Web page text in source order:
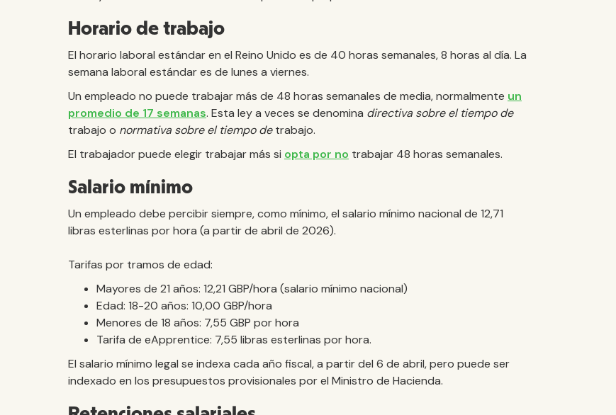
Horario de trabajo
El horario laboral estándar en el Reino Unido es de 40 horas semanales, 8 horas al día. La
semana laboral estándar es de lunes a viernes.
Un empleado no puede trabajar más de 48 horas semanales de media, normalmente un
promedio de 17 semanas. Esta ley a veces se denomina directiva sobre el tiempo de
trabajo o normativa sobre el tiempo detrabajo.
El trabajador puede elegir trabajar más si opta por no trabajar 48 horas semanales.
Salario mínimo
Un empleado debe percibir siempre, como mínimo, el salario mínimo nacional de 12,71
libras esterlinas por hora (a partir de abril de 2026).
Tarifas por tramos de edad:
Mayores de 21 años: 12,21 GBP/hora (salario mínimo nacional)
Edad: 18-20 años: 10,00 GBP/hora
Menores de 18 años: 7,55 GBP por hora
Tarifa de eApprentice: 7,55 libras esterlinas por hora.
El salario mínimo legal se indexa cada año fiscal, a partir del 6 de abril, pero puede ser
indexado en los presupuestos provisionales por el Ministro de Hacienda.